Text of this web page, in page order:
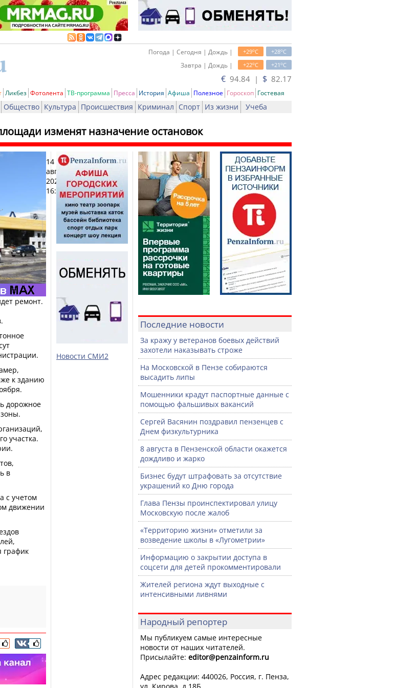
+28oC
+29oC
Погода | Сегодня | Дождь |
+21oC
+22oC
Завтра | Дождь |
€ 94.84 | $ 82.17
Ликбез Фотолента ТВ-программа Пресса История Афиша Полезное Гороскоп Гостевая
Общество Культура Происшествия Криминал Спорт Из жизни Учеба
изменят назначение остановок
14
августа
2025,
16:19
Печать
ремонт.
к зданию
дорожное
участка.
в
с учетом
движении
график
Новости СМИ2
Последние новости
За кражу у ветеранов боевых действий
захотели наказывать строже
На Московской в Пензе собираются
высадить липы
Мошенники крадут паспортные данные с
помощью фальшивых вакансий
Сергей Васянин поздравил пензенцев с
Днем физкультурника
8 августа в Пензенской области окажется
дождливо и жарко
Бизнес будут штрафовать за отсутствие
украшений ко Дню города
Глава Пензы проинспектировал улицу
Московскую после жалоб
«Территорию жизни» отметили за
возведение школы в «Лугометрии»
Информацию о закрытии доступа в
соцсети для детей прокомментировали
Жителей региона ждут выходные с
интенсивными ливнями
Народный репортер
Мы публикуем самые интересные
новости от наших читателей.
Присылайте: editor@penzainform.ru
Адрес редакции: 440026, Россия, г. Пенза,